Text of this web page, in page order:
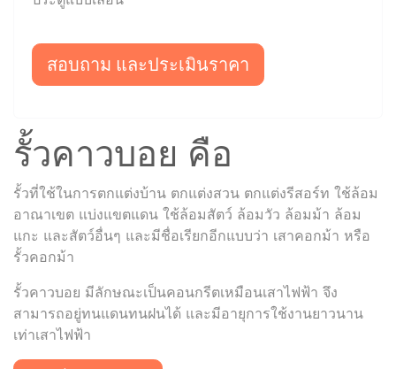
สอบถาม และประเมินราคา
รั้วคาวบอย คือ
รั้วที่ใช้ในการตกแต่งบ้าน ตกแต่งสวน ตกแต่งรีสอร์ท ใช้ล้อม
อาณาเขต แบ่งแขตแดน ใช้ล้อมสัตว์ ล้อมวัว ล้อมม้า ล้อม
แกะ และสัตว์อื่นๆ และมีชื่อเรียกอีกแบบว่า เสาคอกม้า หรือ
รั้วคอกม้า
รั้วคาวบอย มีลักษณะเป็นคอนกรีตเหมือนเสาไฟฟ้า จึง
สามารถอยู่ทนแดนทนฝนได้ และมีอายุการใช้งานยาวนาน
เท่าเสาไฟฟ้า